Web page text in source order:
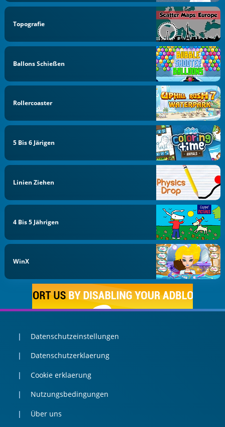
Topografie
Ballons Schießen
Rollercoaster
5 Bis 6 Järigen
Linien Ziehen
4 Bis 5 Jährigen
WinX
Datenschutzeinstellungen
Datenschutzerklaerung
Cookie erklaerung
Nutzungsbedingungen
Über uns